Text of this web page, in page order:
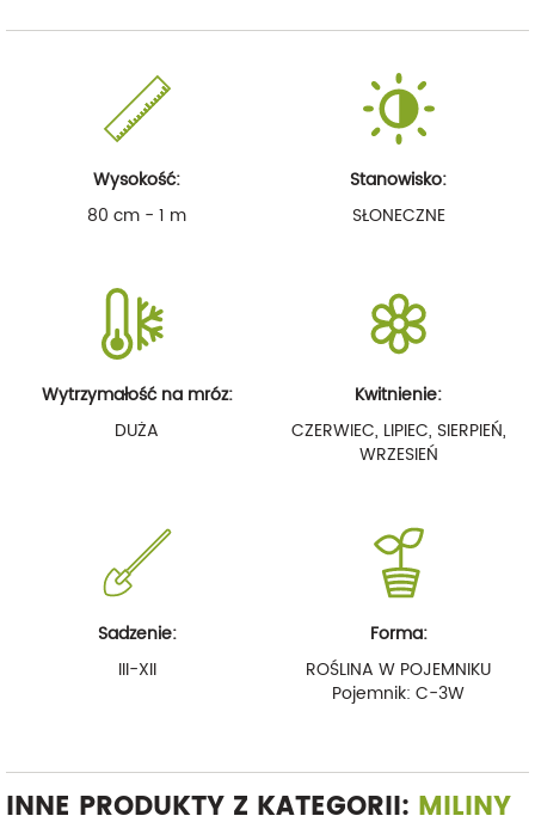
Wysokość:
80 cm - 1 m
Stanowisko:
SŁONECZNE
Wytrzymałość na mróz:
DUŻA
Kwitnienie:
CZERWIEC, LIPIEC, SIERPIEŃ,
WRZESIEŃ
Sadzenie:
III-XII
Forma:
ROŚLINA W POJEMNIKU
Pojemnik: C-3W
INNE PRODUKTY Z KATEGORII: MILINY